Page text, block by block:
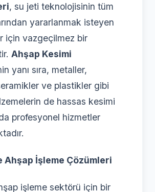
, su jeti teknolojisinin tüm
yararlanmak isteyen
için vazgeçilmez bir
Ahşap Kesimi
yanı sıra, metaller,
ve plastikler gibi
de hassas kesimi
profesyonel hizmetler
Ahşap İşleme Çözümleri
işleme sektörü için bir